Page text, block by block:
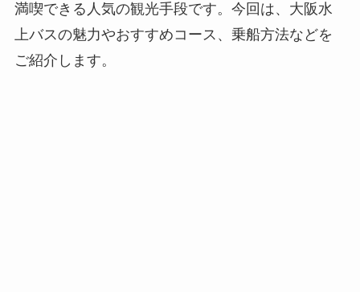
満喫できる人気の観光手段です。今回は、大阪水
上バスの魅力やおすすめコース、乗船方法などを
ご紹介します。